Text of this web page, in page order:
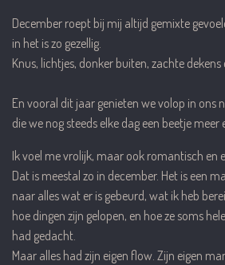
December roept bij mij altijd gemixte
in het is zo gezellig.
Knus, lichtjes, donker buiten, zachte dekens
En vooral dit jaar genieten we volop in ons
die we nog steeds elke dag een beetje meer
Ik voel me vrolijk, maar ook romantisch en
Dat is meestal zo in december. Het is een
naar alles wat er is gebeurd, wat ik heb
hoe dingen zijn gelopen, en hoe ze soms
had gedacht.
Maar alles had zijn eigen flow. Zijn eigen